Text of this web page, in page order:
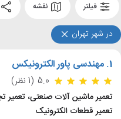
فیلتر نقشه
در شهر تهران
1. مهندسی پاور الکترونیکس
5.0 (1 نظر)
تعمیر ماشین آلات صنعتی، تعمیر
تعمیر قطعات الکترونیک